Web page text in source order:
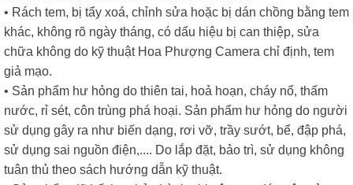
• Rách tem, bị tẩy xoá, chỉnh sửa hoặc bị dán chồng bằng tem
khác, không rõ ngày tháng, có dấu hiệu bị can thiệp, sửa
chữa không do kỹ thuật Hoa Phượng Camera chỉ định, tem
giả mạo.
• Sản phẩm hư hỏng do thiên tai, hoả hoạn, cháy nổ, thấm
nước, rỉ sét, côn trùng phá hoại. Sản phẩm hư hỏng do người
sử dụng gây ra như biến dạng, rơi vỡ, trầy sướt, bể, đập phá,
sử dụng sai nguồn điện,.... Do lắp đặt, bảo trì, sử dụng không
tuân thủ theo sách hướng dẫn kỹ thuật.